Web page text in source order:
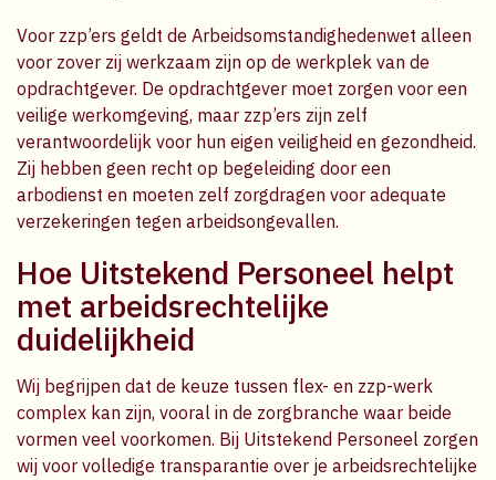
Voor zzp’ers geldt de Arbeidsomstandighedenwet alleen
voor zover zij werkzaam zijn op de werkplek van de
opdrachtgever. De opdrachtgever moet zorgen voor een
veilige werkomgeving, maar zzp’ers zijn zelf
verantwoordelijk voor hun eigen veiligheid en gezondheid.
Zij hebben geen recht op begeleiding door een
arbodienst en moeten zelf zorgdragen voor adequate
verzekeringen tegen arbeidsongevallen.
Hoe Uitstekend Personeel helpt
met arbeidsrechtelijke
duidelijkheid
Wij begrijpen dat de keuze tussen flex- en zzp-werk
complex kan zijn, vooral in de zorgbranche waar beide
vormen veel voorkomen. Bij Uitstekend Personeel zorgen
wij voor volledige transparantie over je arbeidsrechtelijke